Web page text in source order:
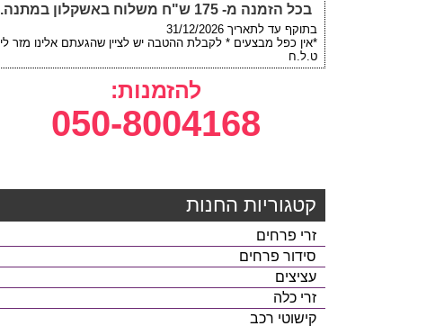
בכל הזמנה מ- 175 ש"ח משלוח באשקלון במתנה.
בתוקף עד לתאריך 31/12/2026
*אין כפל מבצעים * לקבלת ההטבה יש לציין שהגעתם אלינו מזר לי
ט.ל.ח
להזמנות:
050-8004168
קטגוריות החנות
זרי פרחים
סידור פרחים
עציצים
זרי כלה
קישוטי רכב